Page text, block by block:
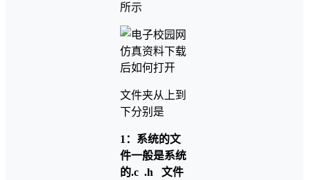
所示
文件夹从上到
下分别是
1：系统的文
件一般是系统
的.c .h 文件